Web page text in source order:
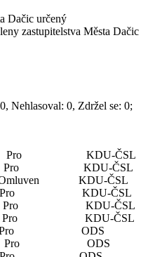
Dačic určený
zastupitelstva Města Dačic
Nehlasoval: 0, Zdržel se: 0;
KDU-ČSL
KDU-ČSL
KDU-ČSL
Pro KDU-ČSL
Pro KDU-ČSL
Pro KDU-ČSL
Pro ODS
Pro ODS